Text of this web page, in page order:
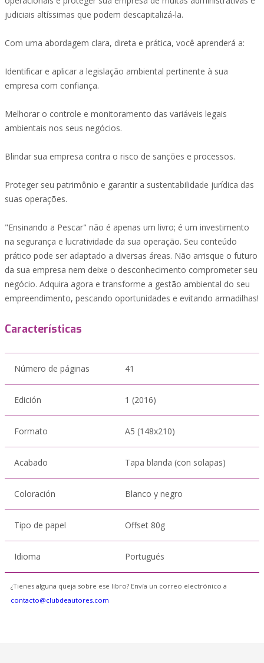
judiciais altíssimas que podem descapitalizá-la.
Com uma abordagem clara, direta e prática, você aprenderá a:
Identificar e aplicar a legislação ambiental pertinente à sua
empresa com confiança.
Melhorar o controle e monitoramento das variáveis legais
ambientais nos seus negócios.
Blindar sua empresa contra o risco de sanções e processos.
Proteger seu patrimônio e garantir a sustentabilidade jurídica das
suas operações.
"Ensinando a Pescar" não é apenas um livro; é um investimento
na segurança e lucratividade da sua operação. Seu conteúdo
prático pode ser adaptado a diversas áreas. Não arrisque o futuro
da sua empresa nem deixe o desconhecimento comprometer seu
negócio. Adquira agora e transforme a gestão ambiental do seu
empreendimento, pescando oportunidades e evitando armadilhas!
Características
Número de páginas 41
Edición 1 (2016)
Formato A5 (148x210)
Acabado Tapa blanda (con solapas)
Coloración Blanco y negro
Tipo de papel Offset 80g
Idioma Portugués
¿Tienes alguna queja sobre ese libro? Envía un correo electrónico a
contacto@clubdeautores.com